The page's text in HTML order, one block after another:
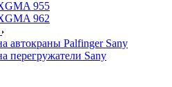
955
962
автокраны Palfinger Sany
перегружатели Sany